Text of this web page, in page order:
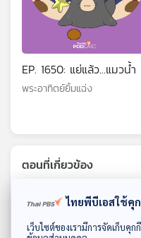
ดาวน์โหลด Thai PBS Podcast Application
EP. 1650: แย่แล้ว...แมวน้ำ
พระอาทิตย์ยิ้มแฉ่ง
ตอนที่เกี่ยวข้อง
ไทยพีบีเอสใช้คุ
เว็บไซต์ของเรามีการจัดเก็บคุ